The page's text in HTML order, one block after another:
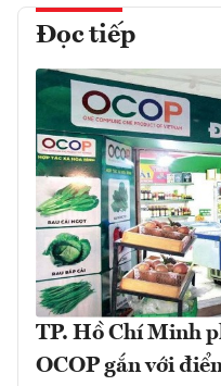
Đọc tiếp
TP. Hồ Chí Minh
OCOP gắn với